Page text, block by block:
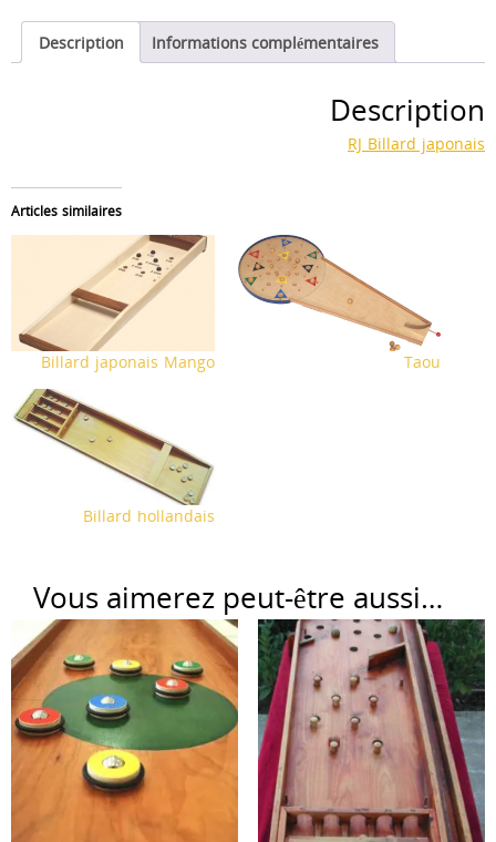
Description Informations complémentaires
Description
RJ Billard japonais
Articles similaires
Billard japonais Mango Taou
Billard hollandais
Vous aimerez peut-être aussi…